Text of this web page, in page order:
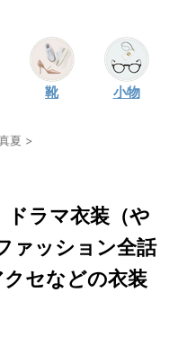
靴 小物
夏 >
ドラマ衣装（や
ァッション全話
セなどの衣装